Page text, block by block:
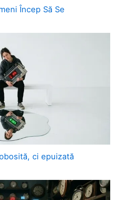
Încep Să Se
ci epuizată